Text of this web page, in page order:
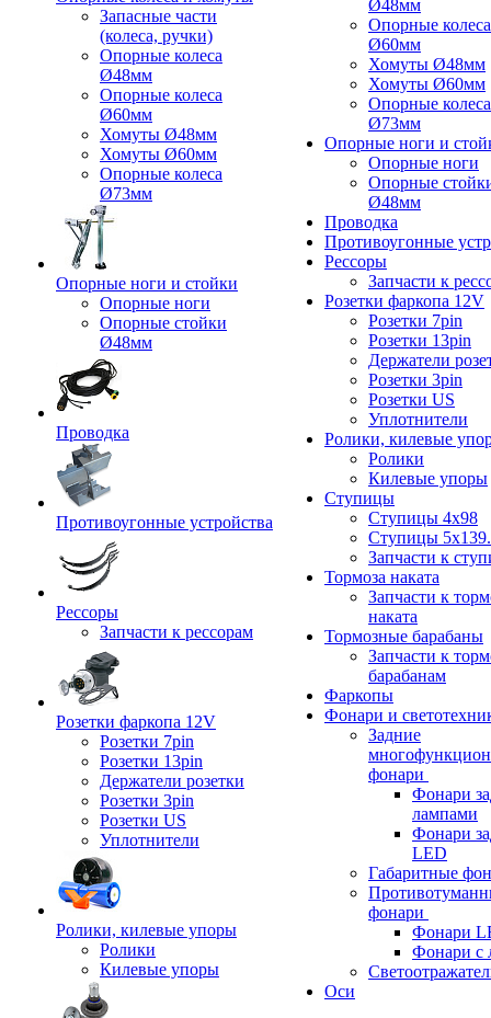
Запасные части
(колеса, ручки)
Опорные колеса
Ø48мм
Опорные колеса
Ø60мм
Хомуты Ø48мм
Хомуты Ø60мм
Опорные колеса
Ø73мм
Опорные ноги и стойки
Опорные ноги
Опорные стойки
Ø48мм
Проводка
Противоугонные устройства
Рессоры
Запчасти к рессорам
Розетки фаркопа 12V
Розетки 7pin
Розетки 13pin
Держатели розетки
Розетки 3pin
Розетки US
Уплотнители
Ролики, килевые упоры
Ролики
Килевые упоры
Ø48мм
Опорные колеса
Ø60мм
Хомуты Ø48мм
Хомуты Ø60мм
Опорные колеса
Ø73мм
Опорные ноги и
Опорные ноги
Опорные
Ø48мм
Проводка
Противоугонные
Рессоры
Запчасти к
Розетки фаркопа 12V
Розетки 7pin
Розетки 13pin
Держатели
Розетки 3pin
Розетки US
Уплотнители
Ролики, килевые
Ролики
Килевые упоры
Ступицы
Ступицы 4x98
Ступицы
Запчасти к
Тормоза наката
Запчасти к
наката
Тормозные барабаны
Запчасти к
барабанам
Фаркопы
Фонари и
Задние
фонари
Фонари
лампами
Фонари
LED
Габаритные
фонари
Фонари
Фонари с
Оси